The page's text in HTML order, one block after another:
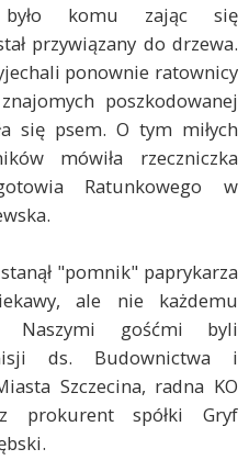
komu zając się
przywiązany do drzewa.
ponownie ratownicy
poszkodowanej
się psem. O tym miłych
mówiła rzeczniczka
Ratunkowego w
"pomnik" paprykarza
ale nie każdemu
Naszymi gośćmi byli
ds. Budownictwa i
Szczecina, radna KO
prokurent spółki Gryf